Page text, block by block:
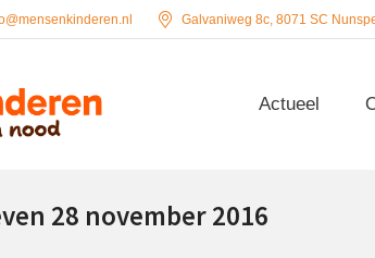
Galvaniweg 8c, 8071 SC
Actueel
28 november 2016
Actueel